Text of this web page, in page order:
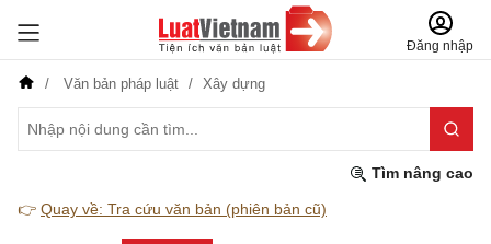
Đăng nhập
Văn bản pháp luật Xây dựng
Tìm nâng cao
👉 Quay về: Tra cứu văn bản (phiên bản cũ)